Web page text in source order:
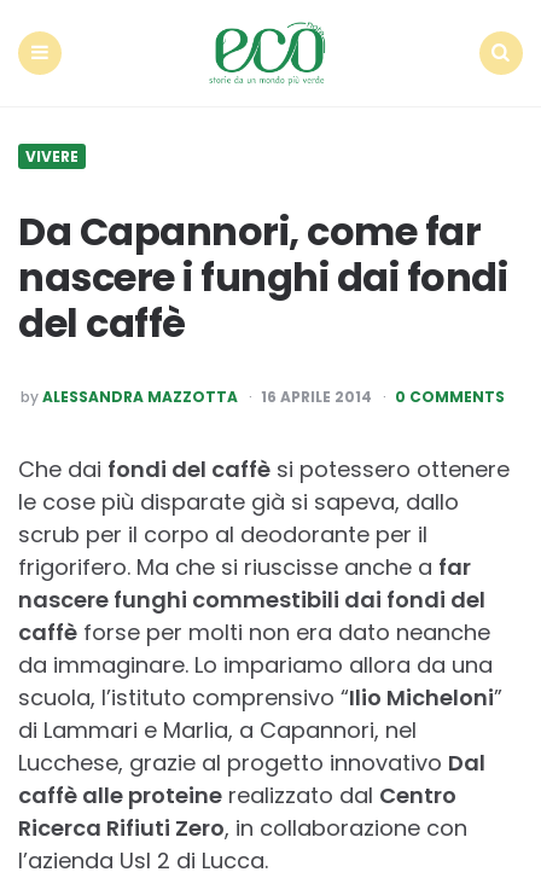
VIVERE
Da Capannori, come far
nascere i funghi dai fondi
del caffè
POSTED
BY
byALESSANDRA MAZZOTTA 16 APRILE 2014 0 COMMENTS
Che dai fondi del caffè si potessero ottenere
le cose più disparate già si sapeva, dallo
scrub per il corpo al deodorante per il
frigorifero. Ma che si riuscisse anche a far
nascere funghi commestibili dai fondi del
caffè forse per molti non era dato neanche
da immaginare. Lo impariamo allora da una
scuola, l’istituto comprensivo “Ilio Micheloni”
di Lammari e Marlia, a Capannori, nel
Lucchese, grazie al progetto innovativo Dal
caffè alle proteine realizzato dal Centro
Ricerca Rifiuti Zero, in collaborazione con
l’azienda Usl 2 di Lucca.